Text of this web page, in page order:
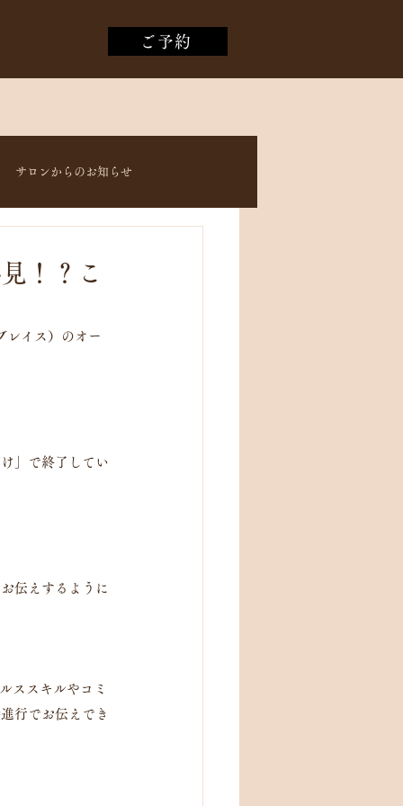
ご予約
サロンからのお知らせ
！？こ
レイス）のオー
」で終了してい
伝えするように
ススキルやコミ
行でお伝えでき